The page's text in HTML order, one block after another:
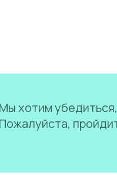
Мы хотим
Пожалуйста,